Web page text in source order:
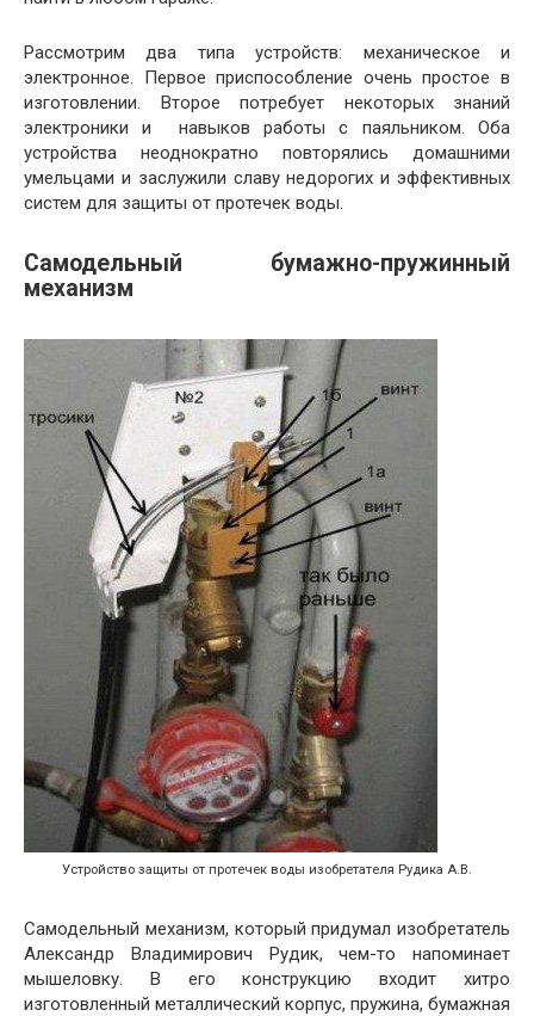
Рассмотрим два типа устройств: механическое и
электронное. Первое приспособление очень простое в
изготовлении. Второе потребует некоторых знаний
электроники и навыков работы с паяльником. Оба
устройства неоднократно повторялись домашними
умельцами и заслужили славу недорогих и эффективных
систем для защиты от протечек воды.
Самодельный бумажно-пружинный
механизм
Устройство защиты от протечек воды изобретателя Рудика А.В.
Самодельный механизм, который придумал изобретатель
Александр Владимирович Рудик, чем-то напоминает
мышеловку. В его конструкцию входит хитро
изготовленный металлический корпус, пружина, бумажная